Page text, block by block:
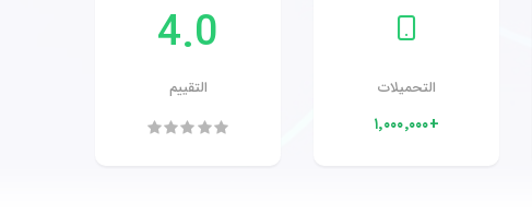
التحميلات
+١٬٠٠٠٬٠٠٠
4.0
التقييم